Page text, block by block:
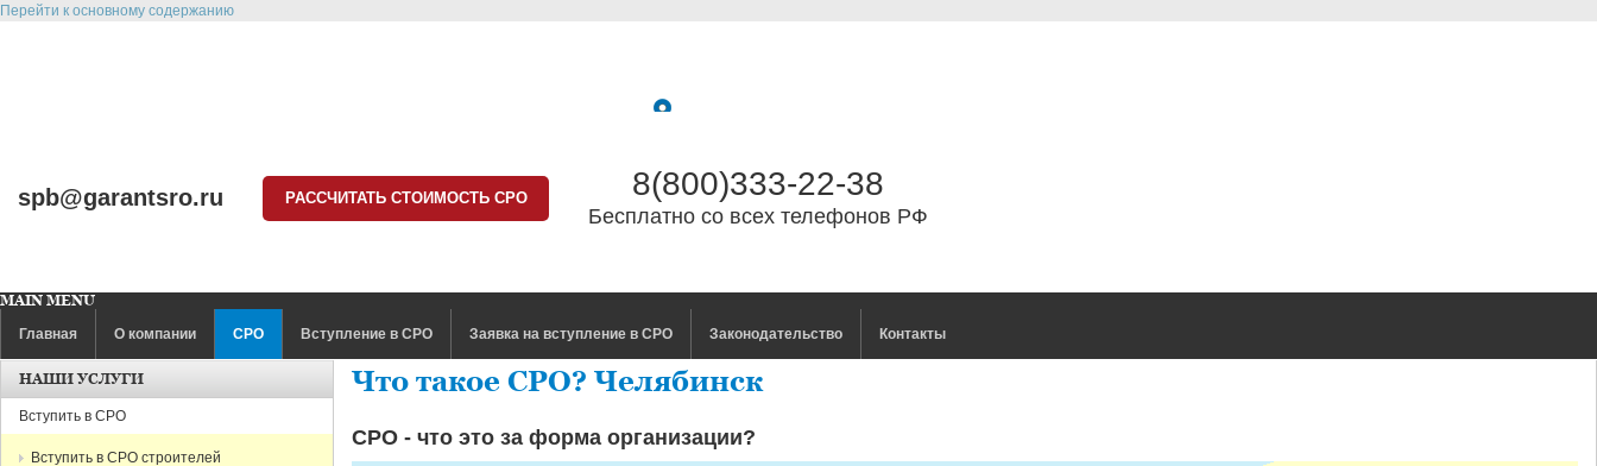
Перейти к основному содержанию
spb@garantsro.ru РАССЧИТАТЬ СТОИМОСТЬ СРО 8(800)333-22-38
Бесплатно со всех телефонов РФ
MAIN MENU
Главная
О компании СРО Вступление в СРО Заявка на вступление в СРО Законодательство Контакты
Что такое СРО? Челябинск
СРО - что это за форма организации?
НАШИ УСЛУГИ
Вступить в СРО
Вступить в СРО строителей